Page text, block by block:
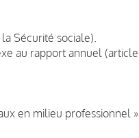
Sécurité sociale).
au rapport annuel (article
en milieu professionnel »